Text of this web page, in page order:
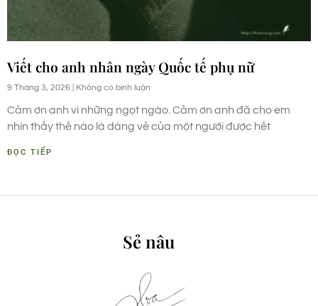
Viết cho anh nhân ngày Quốc tế phụ nữ
9 Tháng 3, 2026 Không có bình luận
Cảm ơn anh vì những ngọt ngào. Cảm ơn anh đã cho em
nhìn thấy thế nào là dáng vẻ của một người được hết
ĐỌC TIẾP
Sẻ nâu